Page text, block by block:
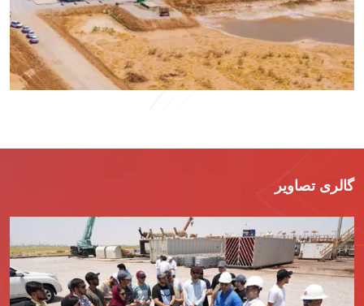
گالری تصاویر